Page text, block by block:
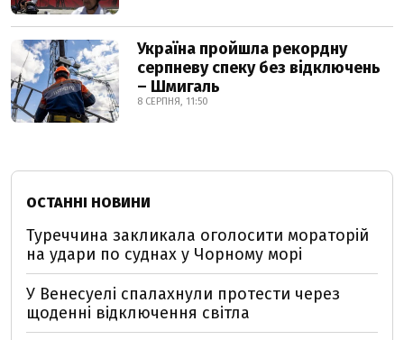
Україна пройшла рекордну
серпневу спеку без відключень
– Шмигаль
8 СЕРПНЯ, 11:50
ОСТАННІ НОВИНИ
Туреччина закликала оголосити мораторій
на удари по суднах у Чорному морі
У Венесуелі спалахнули протести через
щоденні відключення світла